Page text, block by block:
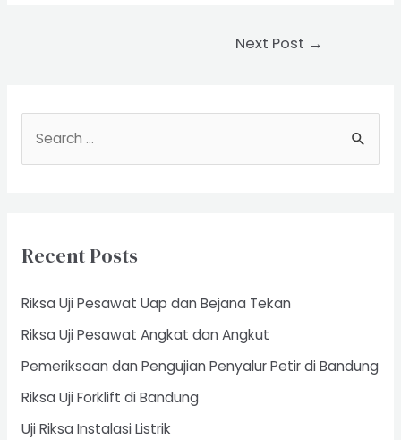
Next Post →
h
:
Recent Posts
Riksa Uji Pesawat Uap dan Bejana Tekan
Riksa Uji Pesawat Angkat dan Angkut
Pemeriksaan dan Pengujian Penyalur Petir di Bandung
Riksa Uji Forklift di Bandung
Uji Riksa Instalasi Listrik